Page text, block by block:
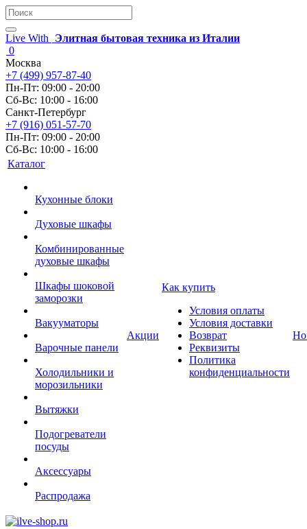
Live With
Элитная бытовая техника из Италии
0
Москва
+7 (499) 957-87-40
Пн-Пт: 09:00 - 20:00
Сб-Вс: 10:00 - 16:00
Санкт-Петербург
+7 (916) 051-57-70
Пн-Пт: 09:00 - 20:00
Сб-Вс: 10:00 - 16:00
Каталог
Кухонные блоки
Духовые шкафы
Комбинированные
духовые шкафы
Шкафы шоковой
заморозки
Вакууматоры
Варочные панели
Холодильники и
морозильники
Вытяжки
Подогреватели
посуды
Аксессуары
Распродажа
Акции
Как купить
Условия оплаты
Условия доставки
Возврат
Реквизиты
Политика
конфиденциальности